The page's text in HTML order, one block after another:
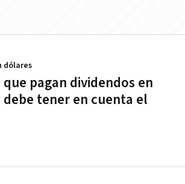
que pagan dividendos en
debe tener en cuenta el
dólares